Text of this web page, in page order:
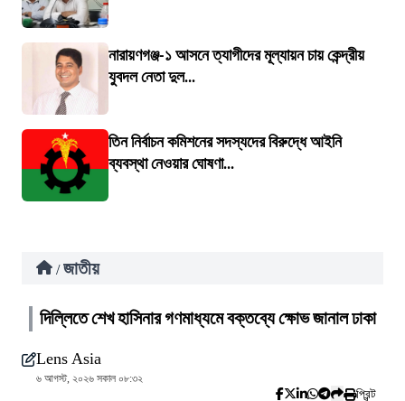
নারায়ণগঞ্জ-১ আসনে ত্যাগীদের মূল্যায়ন চায় কেন্দ্রীয়
যুবদল নেতা দুল...
তিন নির্বাচন কমিশনের সদস্যদের বিরুদ্ধে আইনি
ব্যবস্থা নেওয়ার ঘোষণা...
/ জাতীয়
দিল্লিতে শেখ হাসিনার গণমাধ্যমে বক্তব্যে ক্ষোভ জানাল ঢাকা
Lens Asia
৬ আগস্ট, ২০২৬ সকাল ০৮:৩২
প্রিন্ট